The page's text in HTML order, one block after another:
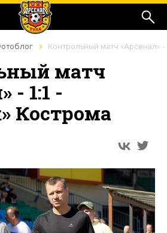
Контрольный матч «Арсенал» -
матч
- 1:1 -
Кострома